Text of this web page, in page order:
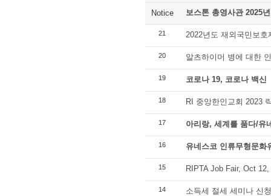
Notice 보스톤 총영사관 2025
21 2022년도 재외국민보
20 알츠하이머 병에 대한
19 코로나 19, 코로나 백신
18 RI 중앙한인교회 2023
17 아리랑, 세계를 품다/유
16 유네스코 인류무형문화
15 RIPTA Job Fair, Oct 12,
14 소득세 절세 세미나 신